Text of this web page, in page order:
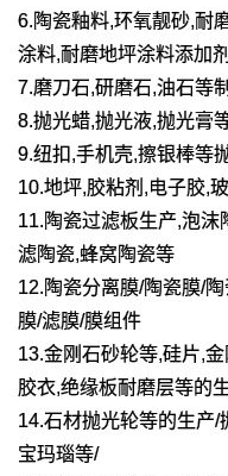
6.陶瓷釉料,环氧靓砂,耐
涂料,耐磨地坪涂料添加
7.磨刀石,研磨石,油石等
8.抛光蜡,抛光液,抛光膏
9.纽扣,手机壳,擦银棒等
10.地坪,胶粘剂,电子胶,
11.陶瓷过滤板生产,泡沫
滤陶瓷,蜂窝陶瓷等
12.陶瓷分离膜/陶瓷膜/
膜/滤膜/膜组件
13.金刚石砂轮等,硅片,
胶衣,绝缘板耐磨层等的
14.石材抛光轮等的生产/
宝玛瑙等/